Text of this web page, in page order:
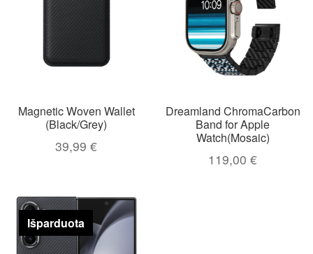
Magnetic Woven Wallet
(Black/Grey)
39,99€
Dreamland ChromaCarbon
Band for Apple
Watch(Mosaic)
119,00€
Išparduota